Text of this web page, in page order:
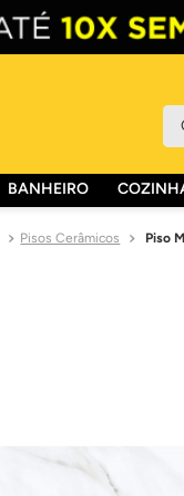
O
BANHEIRO
Pisos Cerâmicos Piso